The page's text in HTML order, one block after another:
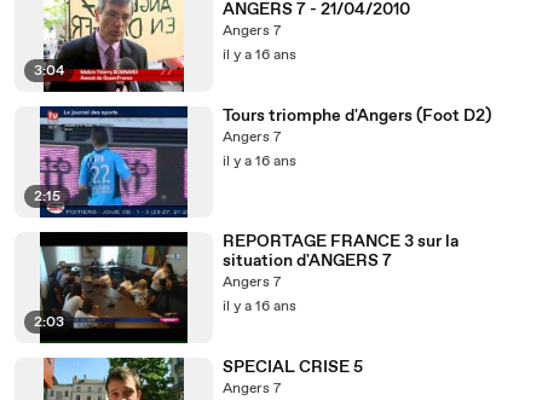
3:04
ANGERS 7 - 21/04/2010
Angers 7
il y a 16 ans
2:15
Tours triomphe d'Angers (Foot D2)
Angers 7
il y a 16 ans
2:03
REPORTAGE FRANCE 3 sur la
situation d'ANGERS 7
Angers 7
il y a 16 ans
SPECIAL CRISE 5
Angers 7